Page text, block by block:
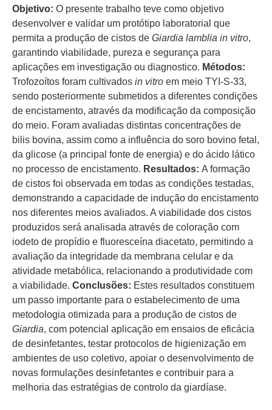
Objetivo: O presente trabalho teve como objetivo
desenvolver e validar um protótipo laboratorial que
permita a produção de cistos de Giardia lamblia in vitro,
garantindo viabilidade, pureza e segurança para
aplicações em investigação ou diagnostico. Métodos:
Trofozoítos foram cultivados in vitroem meio TYI-S-33,
sendo posteriormente submetidos a diferentes condições
de encistamento, através da modificação da composição
do meio. Foram avaliadas distintas concentrações de
bilis bovina, assim como a influência do soro bovino fetal,
da glicose (a principal fonte de energia) e do ácido lático
no processo de encistamento. Resultados: A formação
de cistos foi observada em todas as condições testadas,
demonstrando a capacidade de indução do encistamento
nos diferentes meios avaliados. A viabilidade dos cistos
produzidos será analisada através de coloração com
iodeto de propídio e fluoresceína diacetato, permitindo a
avaliação da integridade da membrana celular e da
atividade metabólica, relacionando a produtividade com
a viabilidade. Conclusões: Estes resultados constituem
um passo importante para o estabelecimento de uma
metodologia otimizada para a produção de cistos de
Giardia, com potencial aplicação em ensaios de eficácia
de desinfetantes, testar protocolos de higienização em
ambientes de uso coletivo, apoiar o desenvolvimento de
novas formulações desinfetantes e contribuir para a
melhoria das estratégias de controlo da giardíase.